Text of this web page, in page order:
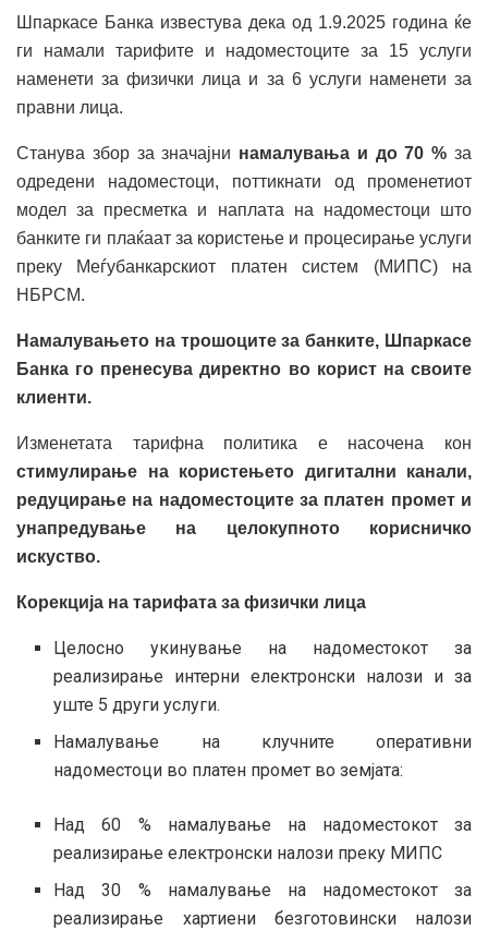
Шпаркасе Банка известува дека од 1.9.2025 година ќе
ги намали тарифите и надоместоците за 15 услуги
наменети за физички лица и за 6 услуги наменети за
правни лица.
Станува збор за значајни намалувања и до 70 % за
одредени надоместоци, поттикнати од променетиот
модел за пресметка и наплата на надоместоци што
банките ги плаќаат за користење и процесирање услуги
преку Меѓубанкарскиот платен систем (МИПС) на
НБРСМ.
Намалувањето на трошоците за банките, Шпаркасе
Банка го пренесува директно во корист на своите
клиенти.
Изменетата тарифна политика е насочена кон
стимулирање на користењето дигитални канали,
редуцирање на надоместоците за платен промет и
унапредување на целокупното корисничко
искуство.
Корекција на тарифата за физички лица
Целосно укинување на надоместокот за
реализирање интерни електронски налози и за
уште 5 други услуги.
Намалување на клучните оперативни
надоместоци во платен промет во земјата:
Над 60 % намалување на надоместокот за
реализирање електронски налози преку МИПС
Над 30 % намалување на надоместокот за
реализирање хартиени безготовински налози